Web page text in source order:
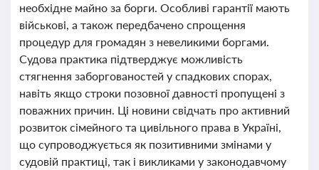
необхідне майно за борги. Особливі гарантії мають
військові, а також передбачено спрощення
процедур для громадян з невеликими боргами.
Судова практика підтверджує можливість
стягнення заборгованостей у спадкових спорах,
навіть якщо строки позовної давності пропущені з
поважних причин. Ці новини свідчать про активний
розвиток сімейного та цивільного права в Україні,
що супроводжується як позитивними змінами у
судовій практиці, так і викликами у законодавчому